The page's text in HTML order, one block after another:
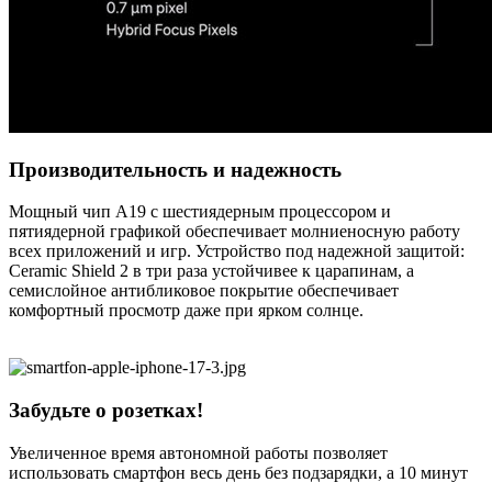
пятиядерной графикой обеспечивает молниеносную работу
всех приложений и игр. Устройство под надежной защитой:
Ceramic Shield 2 в три раза устойчивее к царапинам, а
семислойное антибликовое покрытие обеспечивает
комфортный просмотр даже при ярком солнце.
использовать смартфон весь день без подзарядки, а 10 минут
быстрой зарядки хватит для 8 часов воспроизведения видео.